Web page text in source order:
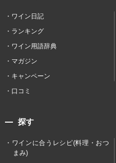
ワイン日記
ランキング
ワイン用語辞典
マガジン
キャンペーン
口コミ
探す
ワインに合うレシピ(料理・おつ
まみ)